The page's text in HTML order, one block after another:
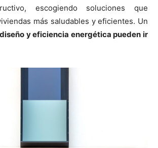
escogiendo soluciones que
más saludables y eficientes. Un
y eficiencia energética pueden ir